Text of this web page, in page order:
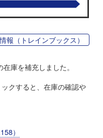
報（トレインブックス）
庫を補充しました。
クすると、在庫の確認や
）